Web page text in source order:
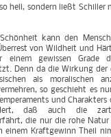
hell, sondern ließt Schiller
Schönheit kann den
von Wildheit und
einem gewissen Grade
Denn da die Wirkung der
als moralischen
so geschieht es
und
daß auch die
die nur die rohe
einem Kraftgewinn Theil